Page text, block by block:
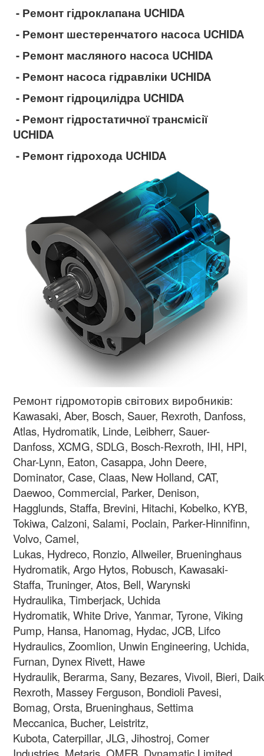
- Ремонт гідроклапана UCHIDA
- Ремонт шестеренчатого насоса UCHIDA
- Ремонт масляного насоса UCHIDA
- Ремонт насоса гідравліки UCHIDA
- Ремонт гідроцилідра UCHIDA
- Ремонт гідростатичної трансмісії
UCHIDA
- Ремонт гідрохода UCHIDA
Ремонт гідромоторів світових виробників:
Kawasaki, Aber, Bosch, Sauer, Rexroth, Danfoss,
Atlas, Hydromatik, Linde, Leibherr, Sauer-
Danfoss, XCMG, SDLG, Bosch-Rexroth, IHI, HPI,
Char-Lynn, Eaton, Casappa, John Deere,
Dominator, Case, Claas, New Holland, CAT,
Daewoo, Commercial, Parker, Denison,
Hagglunds, Staffa, Brevini, Hitachi, Kobelko, KYB,
Tokiwa, Calzoni, Salami, Poclain, Parker-Hinnifinn,
Volvo, Camel,
Lukas, Hydreco, Ronzio, Allweiler, Brueninghaus
Hydromatik, Argo Hytos, Robusch, Kawasaki-
Staffa, Truninger, Atos, Bell, Warynski
Hydraulika, Timberjack, Uchida
Hydromatik, White Drive, Yanmar, Tyrone, Viking
Pump, Hansa, Hanomag, Hydac, JCB, Lifco
Hydraulics, Zoomlion, Unwin Engineering, Uchida,
Furnan, Dynex Rivett, Hawe
Hydraulik, Berarma, Sany, Bezares, Vivoil, Bieri,
Rexroth, Massey Ferguson, Bondioli Pavesi,
Bomag, Orsta, Brueninghaus, Settima
Meccanica, Bucher, Leistritz,
Kubota, Caterpillar, JLG, Jihostroj, Comer